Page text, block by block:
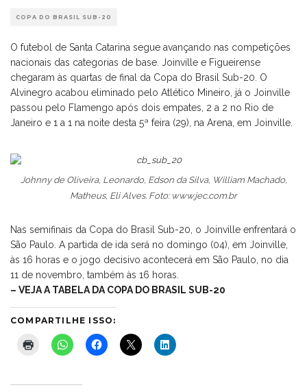
COPA DO BRASIL SUB-20
O futebol de Santa Catarina segue avançando nas competições
nacionais das categorias de base. Joinville e Figueirense
chegaram às quartas de final da Copa do Brasil Sub-20. O
Alvinegro acabou eliminado pelo Atlético Mineiro, já o Joinville
passou pelo Flamengo após dois empates, 2 a 2 no Rio de
Janeiro e 1 a 1 na noite desta 5ª feira (29), na Arena, em Joinville.
Johnny de Oliveira, Leonardo, Edson da Silva, William Machado,
Matheus, Eli Alves. Foto: www.jec.com.br
Nas semifinais da Copa do Brasil Sub-20, o Joinville enfrentará o
São Paulo. A partida de ida será no domingo (04), em Joinville,
às 16 horas e o jogo decisivo acontecerá em São Paulo, no dia
11 de novembro, também às 16 horas.
– VEJA A TABELA DA COPA DO BRASIL SUB-20
COMPARTILHE ISSO: